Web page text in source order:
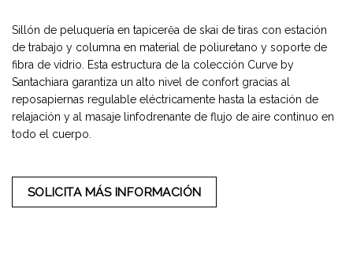
Sillón de peluquería en tapicerěa de skai de tiras con estación
de trabajo y columna en material de poliuretano y soporte de
fibra de vidrio. Esta estructura de la colección Curve by
Santachiara garantiza un alto nivel de confort gracias al
reposapiernas regulable eléctricamente hasta la estación de
relajación y al masaje linfodrenante de flujo de aire continuo en
todo el cuerpo.
SOLICITA MÁS INFORMACIÓN